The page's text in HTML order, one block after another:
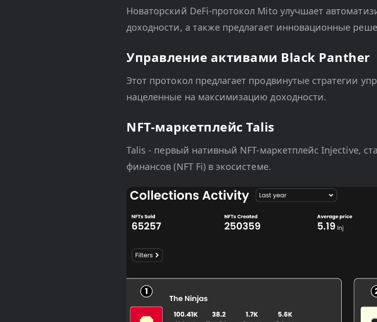
Новаторский DeFi-протокол Mito улучшает
доходности, а также предлагает инновационные
Управление активами Black Panther
Этот протокол предлагает продвинутые стратегии
нацеленные на максимизацию доходности.
NFT-маркетплейс Talis
Talis - первый нативный NFT-маркетплейс Injective,
финансов (NFT Fi) в экосистеме.